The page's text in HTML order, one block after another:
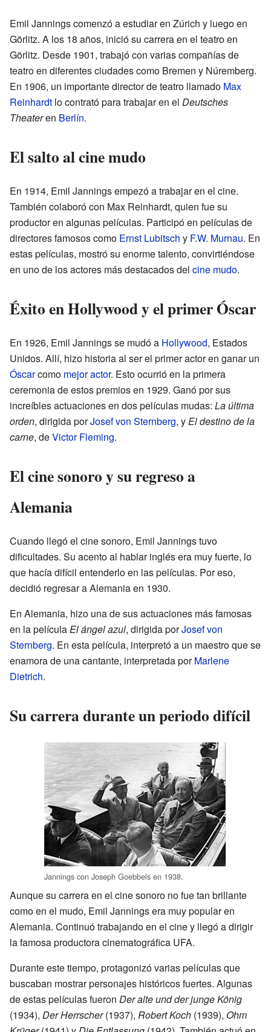
Emil Jannings comenzó a estudiar en Zúrich y luego en
Görlitz. A los 18 años, inició su carrera en el teatro en
Görlitz. Desde 1901, trabajó con varias compañías de
teatro en diferentes ciudades como Bremen y Núremberg.
En 1906, un importante director de teatro llamado Max
Reinhardt lo contrató para trabajar en el Deutsches
Theateren Berlín.
El salto al cine mudo
En 1914, Emil Jannings empezó a trabajar en el cine.
También colaboró con Max Reinhardt, quien fue su
productor en algunas películas. Participó en películas de
directores famosos como Ernst Lubitsch y F.W. Murnau. En
estas películas, mostró su enorme talento, convirtiéndose
en uno de los actores más destacados del cine mudo.
Éxito en Hollywood y el primer Óscar
En 1926, Emil Jannings se mudó a Hollywood, Estados
Unidos. Allí, hizo historia al ser el primer actor en ganar un
Óscarcomo mejor actor. Esto ocurrió en la primera
ceremonia de estos premios en 1929. Ganó por sus
increíbles actuaciones en dos películas mudas: La última
orden, dirigida porJosef von Sternberg, yEl destino de la
carne, deVictor Fleming.
El cine sonoro y su regreso a
Alemania
Cuando llegó el cine sonoro, Emil Jannings tuvo
dificultades. Su acento al hablar inglés era muy fuerte, lo
que hacía difícil entenderlo en las películas. Por eso,
decidió regresar a Alemania en 1930.
En Alemania, hizo una de sus actuaciones más famosas
en la películaEl ángel azul, dirigida porJosef von
Sternberg. En esta película, interpretó a un maestro que se
enamora de una cantante, interpretada porMarlene
Dietrich.
Su carrera durante un periodo difícil
Jannings con Joseph Goebbels en 1938.
Aunque su carrera en el cine sonoro no fue tan brillante
como en el mudo, Emil Jannings era muy popular en
Alemania. Continuó trabajando en el cine y llegó a dirigir
la famosa productora cinematográfica UFA.
Durante este tiempo, protagonizó varias películas que
buscaban mostrar personajes históricos fuertes. Algunas
de estas películas fueron Der alte und der junge König
(1934), Der Herrscher(1937), Robert Koch (1939), Ohm